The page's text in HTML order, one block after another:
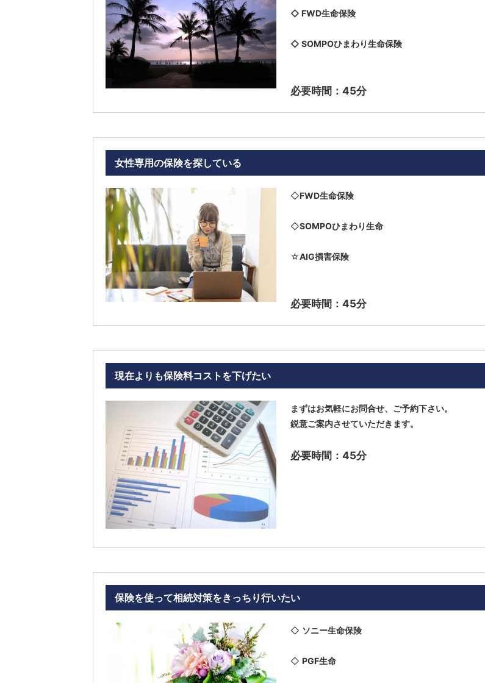
◇ FWD生命保険
◇ SOMPOひまわり生命保険
必要時間：45分
女性専用の保険を探している
◇FWD生命保険
◇SOMPOひまわり生命
☆AIG損害保険
必要時間：45分
現在よりも保険料コストを下げたい
まずはお気軽にお問合せ、ご予約下さい。
鋭意ご案内させていただきます。
必要時間：45分
保険を使って相続対策をきっちり行いたい
◇ ソニー生命保険
◇ PGF生命